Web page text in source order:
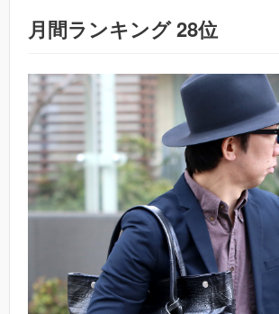
月間ランキング 28位